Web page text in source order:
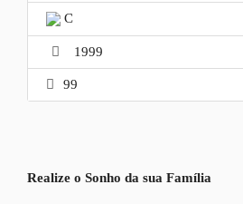
C
1999
99
Realize o Sonho da sua Família